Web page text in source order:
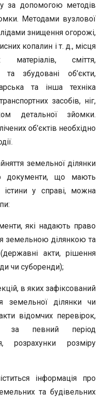
за допомогою методів
Методами вузлової
знищення огорожі,
копалин і т. д., місця
матеріалів, сміття,
збудовані об’єкти,
та інша техніка
засобів, ніг,
детальної зйомки.
об’єктів необхідно
земельної ділянки
документи, що мають
істини у справі, можна
які надають право
земельною ділянкою та
акти, рішення
чи суборенди);
в яких зафіксований
земельної ділянки чи
відомчих перевірок,
за певний період
розрахунки розміру
інформація про
та будівельних